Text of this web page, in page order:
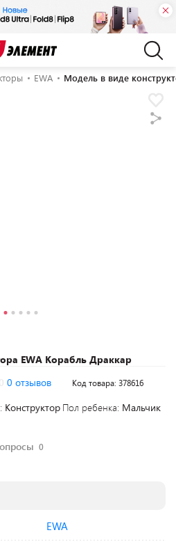
EWA Модель в виде
EWA Корабль Драккар
0 отзывов Код товара: 378616
Конструктор Пол ребенка: Мальчик
0
EWA